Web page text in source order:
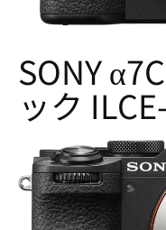
SONY
ック